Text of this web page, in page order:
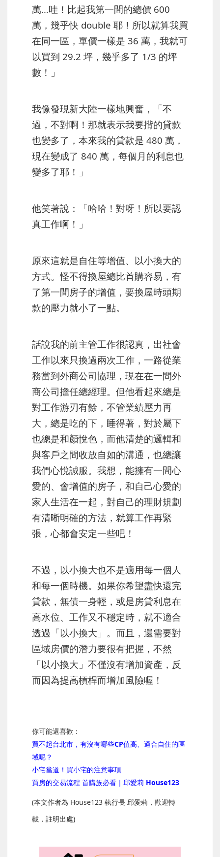
萬…哇！比起我第一間的總價 600
萬，幾乎快 double 耶！所以就算我買
在同一區，單價一樣是 36 萬，我就可
以買到 29.2 坪，幾乎多了 1/3 的坪
數！」
我像發現新大陸一樣地興奮，「不
過，不對啊！那就表示我要揹的貸款
也變多了，本來我的貸款是 480 萬，
現在變成了 840 萬，每個月的利息也
變多了耶！」
他笑著說：「哈哈！對呀！所以要認
真工作啊！」
原來這就是自住等增值、以小換大的
方式。怪不得換屋總比首購容易，有
了第一間房子的增值，要換屋時頭期
款的壓力就小了一點。
話說我的前主管工作很認真，出社會
工作以來只換過兩次工作，一路從業
務當到外商公司協理，現在在一間外
商公司擔任總經理。但他看起來總是
對工作游刃有餘，不管業績壓力再
大，總是吃的下，睡得著，對於屬下
也總是和顏悅色，而他清楚的邏輯和
與客戶之間收放自如的溝通，也總讓
我們心悅誠服。我想，能擁有一間心
愛的、會增值的房子，和自己心愛的
家人生活在一起，對自己的理財規劃
有清晰明確的方法，就算工作再緊
張，心都會安定一些吧！
不過，以小換大也不是適用每一個人
和每一個時機。如果你希望盡快還完
貸款，無債一身輕，或是房貸利息在
高水位、工作又不穩定時，就不適合
透過「以小換大」。而且，還需要對
區域房價的潛力要很有把握，不然
「以小換大」不僅沒有增加資產，反
而因為提高槓桿而增加風險喔！
你可能還喜歡：
買不起台北市，有沒有哪些CP值高、適合自住的區
域呢？
小宅當道！買小宅的注意事項
買房的交易流程 首購族必看｜邱愛莉 House123
(本文作者為 House123 執行長 邱愛莉，歡迎轉
載，註明出處)